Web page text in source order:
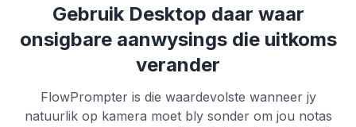
Gebruik Desktop daar waar
onsigbare aanwysings die uitkoms
verander
FlowPrompter is die waardevolste wanneer jy
natuurlik op kamera moet bly sonder om jou notas